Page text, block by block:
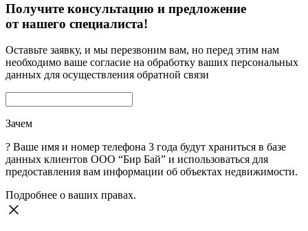
Получите консультацию и предложение
от нашего специалиста!
Оставьте заявку, и мы перезвоним вам, но перед этим нам
необходимо ваше согласие на обработку ваших персональных
данных для осуществления обратной связи
Зачем
? Ваше имя и номер телефона 3 года будут храниться в базе
данных клиентов ООО “Бир Бай” и использоваться для
предоставления вам информации об объектах недвижимости.
Подробнее о ваших правах.